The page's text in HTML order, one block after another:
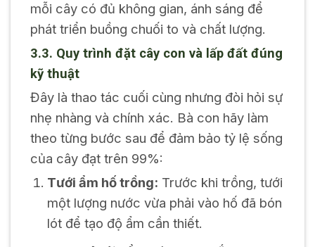
mỗi cây có đủ không gian, ánh sáng để
phát triển buồng chuối to và chất lượng.
3.3. Quy trình đặt cây con và lấp đất đúng
kỹ thuật
Đây là thao tác cuối cùng nhưng đòi hỏi sự
nhẹ nhàng và chính xác. Bà con hãy làm
theo từng bước sau để đảm bảo tỷ lệ sống
của cây đạt trên 99%:
Tưới ẩm hố trồng: Trước khi trồng, tưới
một lượng nước vừa phải vào hố đã bón
lót để tạo độ ẩm cần thiết.